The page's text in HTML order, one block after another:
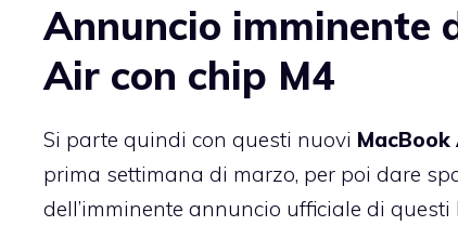
Annuncio imminente
Air con chip M4
Si parte quindi con questi nuovi MacBook
prima settimana di marzo, per poi dare
dell’imminente annuncio ufficiale di